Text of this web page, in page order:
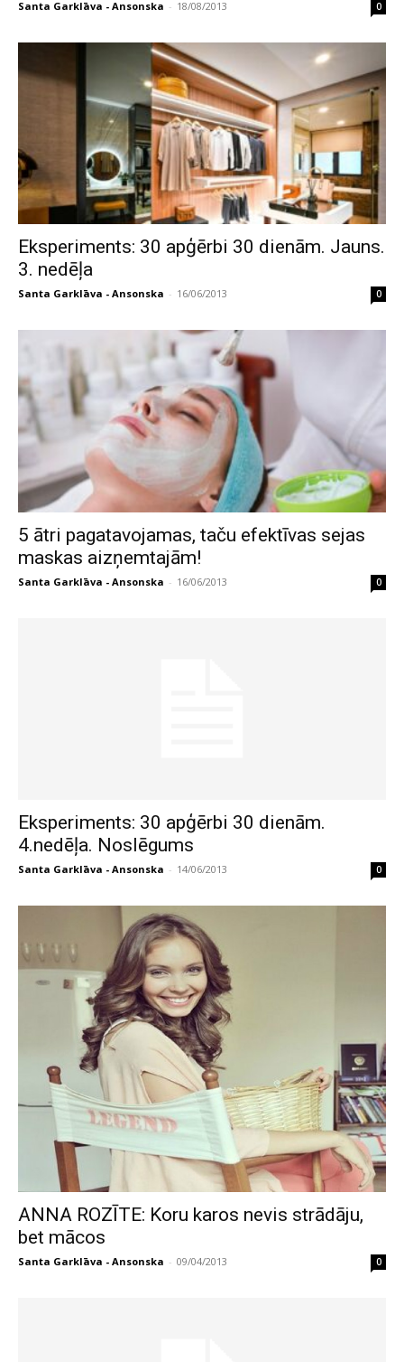
Santa Garklāva - Ansonska - 18/08/2013 0
Eksperiments: 30 apģērbi 30 dienām. Jauns.
3. nedēļa
Santa Garklāva - Ansonska - 16/06/2013 0
5 ātri pagatavojamas, taču efektīvas sejas
maskas aizņemtajām!
Santa Garklāva - Ansonska - 16/06/2013 0
Eksperiments: 30 apģērbi 30 dienām.
4.nedēļa. Noslēgums
Santa Garklāva - Ansonska - 14/06/2013 0
ANNA ROZĪTE: Koru karos nevis strādāju,
bet mācos
Santa Garklāva - Ansonska - 09/04/2013 0